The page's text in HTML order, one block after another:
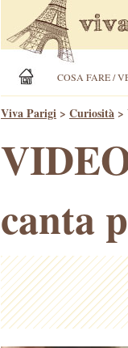
COSA FARE /
Viva Parigi > Curiosità >
canta